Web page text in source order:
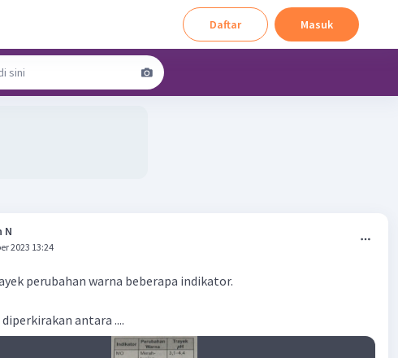
Daftar Masuk
N
2023 13:24
perubahan warna beberapa indikator.
antara ....